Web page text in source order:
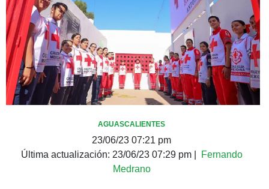
AGUASCALIENTES
23/06/23 07:21 pm
Última actualización: 23/06/23 07:29 pm|
Fernando
Medrano